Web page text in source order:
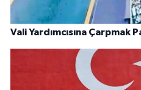
Vali Yardımcısına Çarpmak